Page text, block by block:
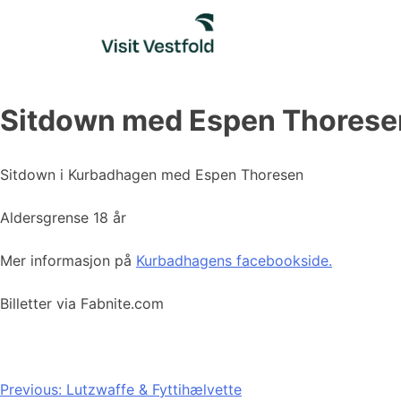
Sitdown med Espen
Sitdown i Kurbadhagen med Espen Thoresen
Aldersgrense 18 år
Mer informasjon på Kurbadhagens facebookside.
Billetter via Fabnite.com
Innleggsnavigasjon
Previous: Lutzwaffe & Fyttihælvette